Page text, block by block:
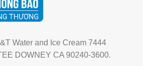
Water and Ice Cream 7444
DOWNEY CA 90240-3600.